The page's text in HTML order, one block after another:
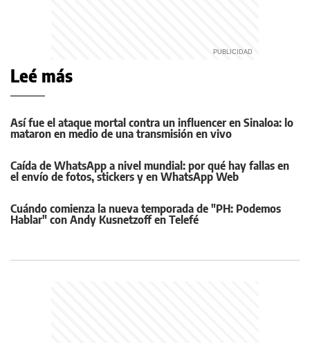
Leé más
Así fue el ataque mortal contra un influencer en Sinaloa: lo
mataron en medio de una transmisión en vivo
Caída de WhatsApp a nivel mundial: por qué hay fallas en
el envío de fotos, stickers y en WhatsApp Web
Cuándo comienza la nueva temporada de "PH: Podemos
Hablar" con Andy Kusnetzoff en Telefé